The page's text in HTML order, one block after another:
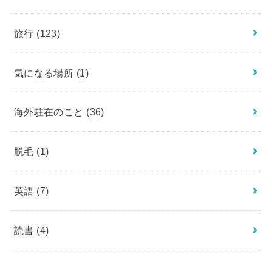
旅行 (123)
気になる場所 (1)
海外駐在のこと (36)
脱毛 (1)
英語 (7)
読書 (4)